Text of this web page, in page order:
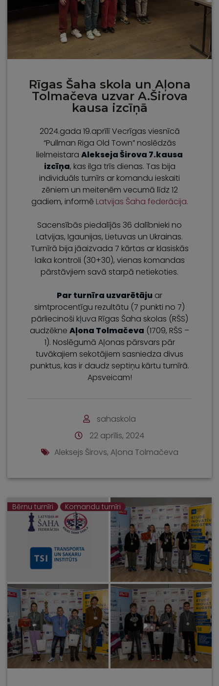
Rīgas Šaha skola un Aļona
Tolmačeva uzvar A.Širova
kausa izcīņā
2024.gada 19.aprīlī Vecrīgas viesnīcā
“Pullman Riga Old Town” noslēdzās
lielmeistara Alekseja Širova 7.kausa
izcīņa, kas ilga trīs dienas. Tas bija
individuāls turnīrs ar komandu ieskaiti
zēniem un meitenēm vecumā līdz 12
gadiem, informē Latvijas Šaha federācija.
Sacensībās piedalījās 36 dalībnieki no
Latvijas, Igaunijas, Lietuvas un Ukrainas.
Turnīrā bija jāaizvada 7 kārtas ar klasiskās
laika kontroli (30+30), vienas komandas
pārstāvjiem savā starpā netiekoties.
Par turnīra uzvarētāju ar
simtprocentīgu rezultātu (7 punkti no 7)
pārliecinoši kļuva Rīgas Šaha skolas (RŠS)
audzēkne Aļona Tolmačeva (1709, RŠS –
1). Noslēgumā Aļonas pārsvars pār
tuvākajiem sekotājiem sasniedza divus
punktus, kas ir daudz septiņu kārtu turnīrā.
Apsveicam!
sahaskola
22 aprīlis, 2024
Aleksejs Širovs, Aļona Tolmačeva
Bērnu turnīri Komandu turnīri